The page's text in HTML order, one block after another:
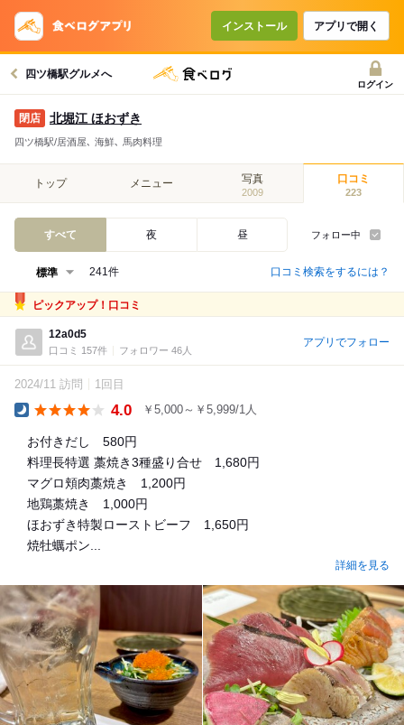
インストール アプリで開く
四ツ橋駅グルメへ
ログイン
北堀江 ほおずき
四ツ橋駅/居酒屋､ 海鮮､ 馬肉料理
トップ メニュー 写真
2009
口コミ
223
すべて 夜 昼 フォロー中
241件 口コミ検索をするには？
ピックアップ！口コミ
12a0d5
口コミ 157件 フォロワー 46人
アプリでフォロー
2024/11 訪問 1回目
4.0 ￥5,000～￥5,999/1人
お付きだし 580円
料理長特選 藁焼き3種盛り合せ 1,680円
マグロ頬肉藁焼き 1,200円
地鶏藁焼き 1,000円
ほおずき特製ローストビーフ 1,650円
焼牡蠣ポン...
詳細を見る